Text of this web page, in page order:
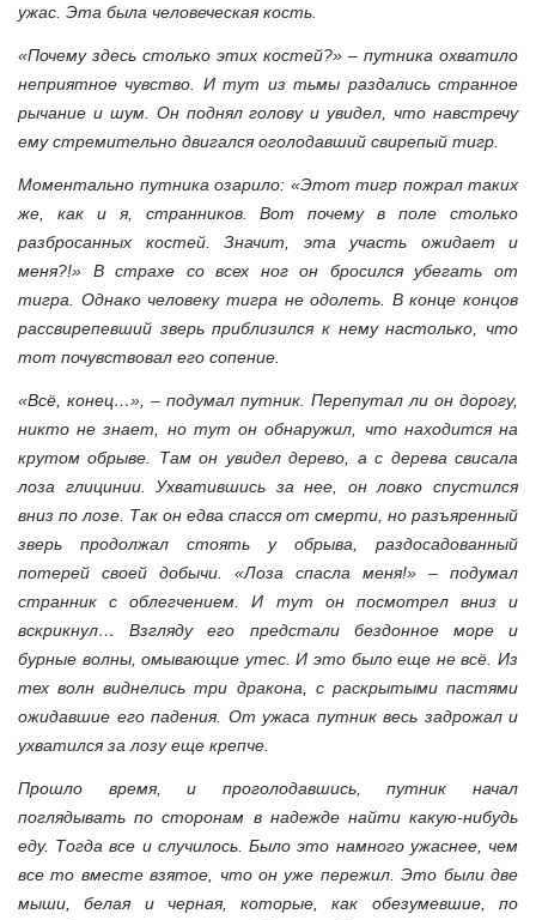
ужас. Эта была человеческая кость.
«Почему здесь столько этих костей?» – путника охватило
неприятное чувство. И тут из тьмы раздались странное
рычание и шум. Он поднял голову и увидел, что навстречу
ему стремительно двигался оголодавший свирепый тигр.
Моментально путника озарило: «Этот тигр пожрал таких
же, как и я, странников. Вот почему в поле столько
разбросанных костей. Значит, эта участь ожидает и
меня?!» В страхе со всех ног он бросился убегать от
тигра. Однако человеку тигра не одолеть. В конце концов
рассвирепевший зверь приблизился к нему настолько, что
тот почувствовал его сопение.
«Всё, конец…», – подумал путник. Перепутал ли он дорогу,
никто не знает, но тут он обнаружил, что находится на
крутом обрыве. Там он увидел дерево, а с дерева свисала
лоза глицинии. Ухватившись за нее, он ловко спустился
вниз по лозе. Так он едва спасся от смерти, но разъяренный
зверь продолжал стоять у обрыва, раздосадованный
потерей своей добычи. «Лоза спасла меня!» – подумал
странник с облегчением. И тут он посмотрел вниз и
вскрикнул… Взгляду его предстали бездонное море и
бурные волны, омывающие утес. И это было еще не всё. Из
тех волн виднелись три дракона, с раскрытыми пастями
ожидавшие его падения. От ужаса путник весь задрожал и
ухватился за лозу еще крепче.
Прошло время, и проголодавшись, путник начал
поглядывать по сторонам в надежде найти какую-нибудь
еду. Тогда все и случилось. Было это намного ужаснее, чем
все то вместе взятое, что он уже пережил. Это были две
мыши, белая и черная, которые, как обезумевшие, по